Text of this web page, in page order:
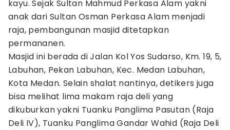
kayu. Sejak Sultan Mahmud Perkasa Alam yakni
anak dari Sultan Osman Perkasa Alam menjadi
raja, pembangunan masjid ditetapkan
permananen.
Masjid ini berada di Jalan Kol Yos Sudarso, Km. 19, 5,
Labuhan, Pekan Labuhan, Kec. Medan Labuhan,
Kota Medan. Selain shalat nantinya, detikers juga
bisa melihat lima makam raja deli yang
dikuburkan yakni Tuanku Panglima Pasutan (Raja
Deli IV), Tuanku Panglima Gandar Wahid (Raja Deli